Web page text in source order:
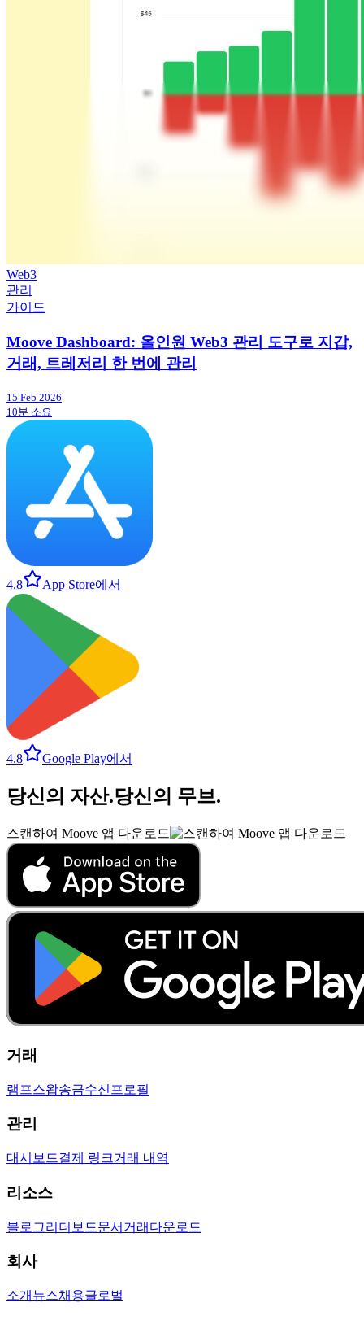
Web3
관리
가이드
Moove Dashboard: 올인원 Web3 관리 도구로 지갑,
거래, 트레저리 한 번에 관리
15 Feb 2026
10분 소요
4.8 App Store에서
4.8 Google Play에서
당신의 자산.당신의 무브.
스캔하여 Moove 앱 다운로드
거래
램프스왑송금수신 프로필
관리
대시보드결제 링크거래 내역
리소스
블로그리더보드문서 거래 다운로드
회사
소개 뉴스채용글로벌